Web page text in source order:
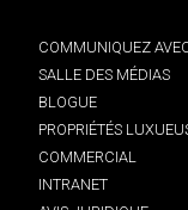
COMMUNIQUEZ
SALLE DES MÉDIAS
BLOGUE
PROPRIÉTÉS
COMMERCIAL
INTRANET